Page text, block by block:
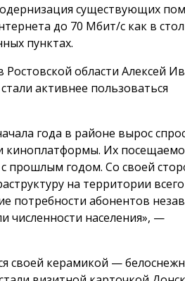
существующих
до 70 Мбит/с как в
пунктах.
Ростовской области Алексей
активнее пользоваться
года в районе вырос
киноплатформы. Их
прошлым годом. Со своей
на территории всего
потребности абонентов
численности населения», —
своей керамикой —